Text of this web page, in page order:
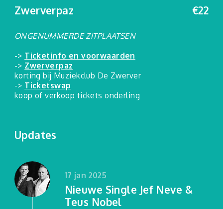
Zwerverpaz
€22
ONGENUMMERDE ZITPLAATSEN
-> Ticketinfo en voorwaarden
-> Zwerverpaz
korting bij Muziekclub De Zwerver
-> Ticketswap
koop of verkoop tickets onderling
Updates
17 jan 2025
Nieuwe Single Jef Neve &
Teus Nobel